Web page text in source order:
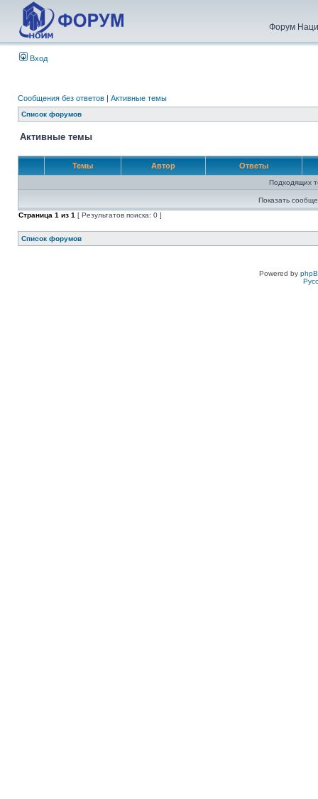
Форум
Вход
Сообщения без ответов | Активные темы
Список форумов
Активные темы
Темы Автор Ответы
Подходящих
Показать
Страница 1 из 1 [ Результатов поиска: 0 ]
Список форумов
Powered by